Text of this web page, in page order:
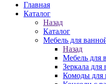
Главная
Каталог
Назад
Каталог
Мебель для
Назад
Мебель для
Зеркала
Комоды для